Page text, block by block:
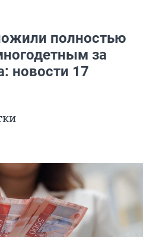
полностью
за
новости 17